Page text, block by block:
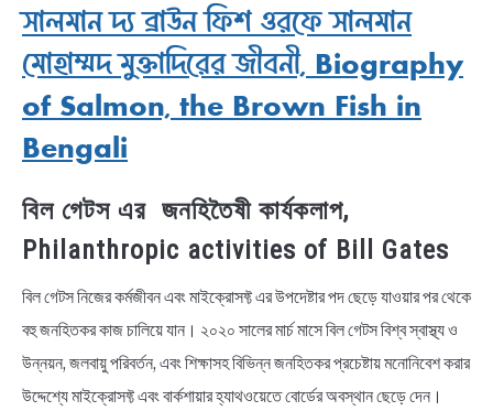
সালমান দ্য ব্রাউন ফিশ ওরফে সালমান
মোহাম্মদ মুক্তাদিরের জীবনী, Biography
of Salmon, the Brown Fish in
Bengali
বিল গেটস এর জনহিতৈষী কার্যকলাপ,
Philanthropic activities of Bill Gates
বিল গেটস নিজের কর্মজীবন এবং মাইক্রোসফ্ট এর উপদেষ্টার পদ ছেড়ে যাওয়ার পর থেকে
বহু জনহিতকর কাজ চালিয়ে যান। ২০২০ সালের মার্চ মাসে বিল গেটস বিশ্ব স্বাস্থ্য ও
উন্নয়ন, জলবায়ু পরিবর্তন, এবং শিক্ষাসহ বিভিন্ন জনহিতকর প্রচেষ্টায় মনোনিবেশ করার
উদ্দেশ্যে মাইক্রোসফ্ট এবং বার্কশায়ার হ্যাথওয়েতে বোর্ডের অবস্থান ছেড়ে দেন।